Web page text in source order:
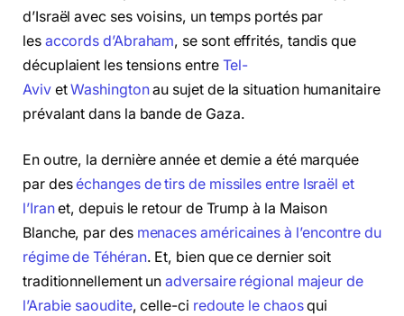
d’Israël avec ses voisins, un temps portés par
les accords d’Abraham, se sont effrités, tandis que
décuplaient les tensions entre Tel-
AvivetWashingtonau sujet de la situation humanitaire
prévalant dans la bande de Gaza.
En outre, la dernière année et demie a été marquée
par deséchanges de tirs de missiles entre Israël et
l’Iranet, depuis le retour de Trump à la Maison
Blanche, par des menaces américaines à l’encontre du
régime de Téhéran. Et, bien que ce dernier soit
traditionnellement unadversaire régional majeur de
l’Arabie saoudite, celle-ci redoute le chaosqui